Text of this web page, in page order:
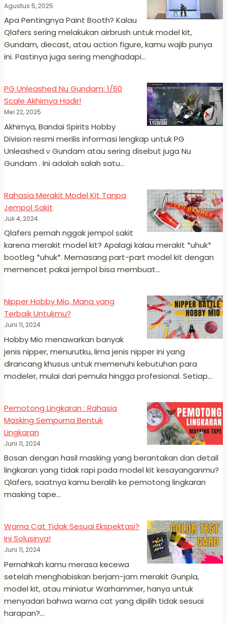
Agustus 5, 2025
Apa Pentingnya Paint Booth? Kalau
Qlafers sering melakukan airbrush untuk model kit,
Gundam, diecast, atau action figure, kamu wajib punya
ini. Pastinya juga sering menghadapi…
PG Unleashed Nu Gundam: 1/60
Scale Akhirnya Hadir!
Mei 22, 2025
Akhirnya, Bandai Spirits Hobby
Division resmi merilis informasi lengkap untuk PG
Unleashed ν Gundam atau sering disebut juga Nu
Gundam . Ini adalah salah satu…
Rahasia Merakit Model Kit Tanpa
Jempol Sakit
Juli 4, 2024
Qlafers pernah nggak jempol sakit
karena merakit model kit? Apalagi kalau merakit *uhuk*
bootleg *uhuk*. Memasang part-part model kit dengan
memencet pakai jempol bisa membuat…
Nipper Hobby Mio, Mana yang
Terbaik Untukmu?
Juni 11, 2024
Hobby Mio menawarkan banyak
jenis nipper, menurutku, lima jenis nipper ini yang
dirancang khusus untuk memenuhi kebutuhan para
modeler, mulai dari pemula hingga profesional. Setiap…
Pemotong Lingkaran : Rahasia
Masking Sempurna Bentuk
Lingkaran
Juni 11, 2024
Bosan dengan hasil masking yang berantakan dan detail
lingkaran yang tidak rapi pada model kit kesayanganmu?
Qlafers, saatnya kamu beralih ke pemotong lingkaran
masking tape…
Warna Cat Tidak Sesuai Ekspektasi?
Ini Solusinya!
Juni 11, 2024
Pernahkah kamu merasa kecewa
setelah menghabiskan berjam-jam merakit Gunpla,
model kit, atau miniatur Warhammer, hanya untuk
menyadari bahwa warna cat yang dipilih tidak sesuai
harapan?…